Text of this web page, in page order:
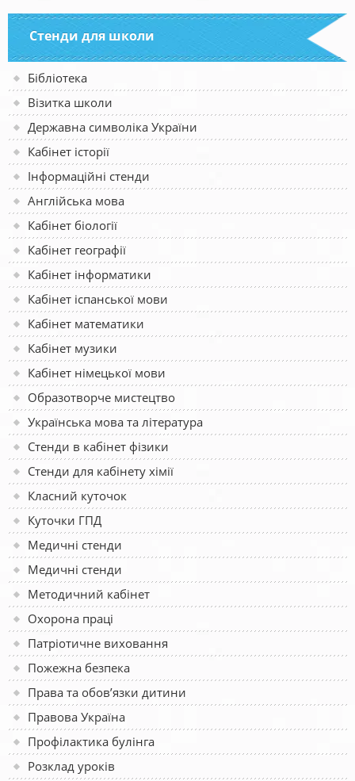
Стенди для школи
Бібліотека
Візитка школи
Державна символіка України
Кабінет історії
Інформаційні стенди
Англійська мова
Кабінет біології
Кабінет географії
Кабінет інформатики
Кабінет іспанської мови
Кабінет математики
Кабінет музики
Кабінет німецької мови
Образотворче мистецтво
Українська мова та література
Стенди в кабінет фізики
Стенди для кабінету хімії
Класний куточок
Куточки ГПД
Медичні стенди
Медичні стенди
Методичний кабінет
Охорона праці
Патріотичне виховання
Пожежна безпека
Права та обов’язки дитини
Правова Україна
Профілактика булінга
Розклад уроків